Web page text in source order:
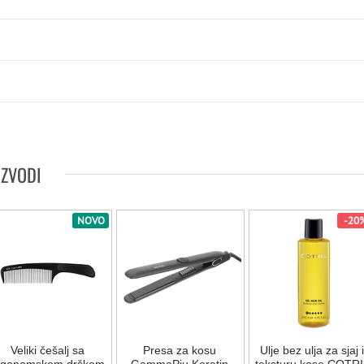
NOVO
Veliki češalj sa
Presa za kosu
-
Ulje bez ulja za sjaj i